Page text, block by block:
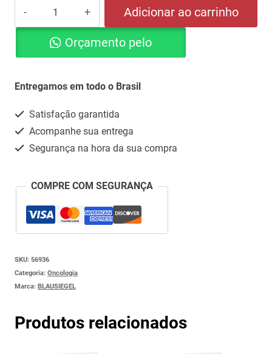
FILGRASTINE
300MCG
(FILGRASTIM)
quantidade
Adicionar ao carrinho
Orçamento pelo
Entregamos em todo o Brasil
Satisfação garantida
Acompanhe sua entrega
Segurança na hora da sua compra
COMPRE COM SEGURANÇA
SKU: 56936
Categoria: Oncologia
Marca: BLAUSIEGEL
Produtos relacionados